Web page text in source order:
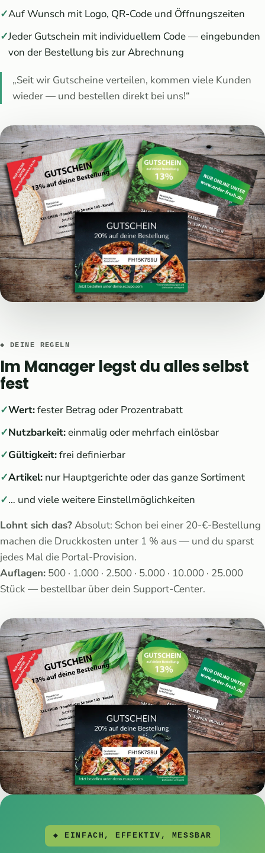
Auf Wunsch mit Logo, QR-Code und Öffnungszeiten
Jeder Gutschein mit individuellem Code — eingebunden
von der Bestellung bis zur Abrechnung
„Seit wir Gutscheine verteilen, kommen viele Kunden
wieder — und bestellen direkt bei uns!“
◆ DEINE REGELN
Im Manager legst du alles selbst
fest
Wert:fester Betrag oder Prozentrabatt
Nutzbarkeit:einmalig oder mehrfach einlösbar
Gültigkeit:frei definierbar
Artikel: nur Hauptgerichte oder das ganze Sortiment
… und viele weitere Einstellmöglichkeiten
Lohnt sich das?Absolut: Schon bei einer 20-€-Bestellung
machen die Druckkosten unter 1 % aus — und du sparst
jedes Mal die Portal-Provision.
Auflagen: 500 · 1.000 · 2.500 · 5.000 · 10.000 · 25.000
Stück — bestellbar über dein Support-Center.
◆ EINFACH, EFFEKTIV, MESSBAR